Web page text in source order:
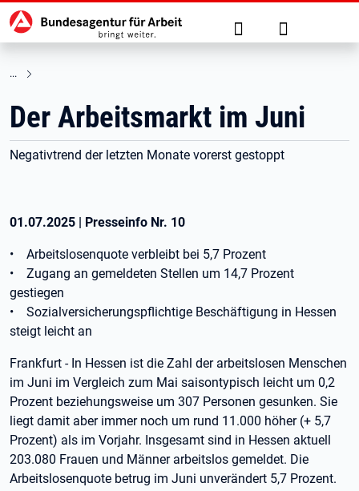
zu den Hauptinhalten springen
Hauptnavigation Suche Anmelden
Der Arbeitsmarkt im Juni
Negativtrend der letzten Monate vorerst gestoppt
01.07.2025 | Presseinfo Nr. 10
• Arbeitslosenquote verbleibt bei 5,7 Prozent
• Zugang an gemeldeten Stellen um 14,7 Prozent
gestiegen
• Sozialversicherungspflichtige Beschäftigung in Hessen
steigt leicht an
Frankfurt - In Hessen ist die Zahl der arbeitslosen Menschen
im Juni im Vergleich zum Mai saisontypisch leicht um 0,2
Prozent beziehungsweise um 307 Personen gesunken. Sie
liegt damit aber immer noch um rund 11.000 höher (+ 5,7
Prozent) als im Vorjahr. Insgesamt sind in Hessen aktuell
203.080 Frauen und Männer arbeitslos gemeldet. Die
Arbeitslosenquote betrug im Juni unverändert 5,7 Prozent.